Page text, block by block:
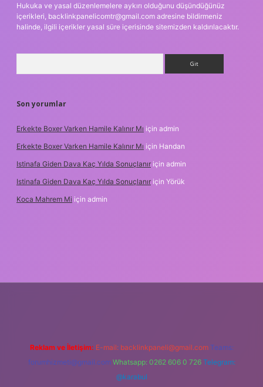
Hukuka ve yasal düzenlemelere aykırı olduğunu düşündüğünüz
içerikleri, backlinkpanelicomtr@gmail.com adresine bildirmeniz
halinde, ilgili içerikler yasal süre içerisinde sitemizden kaldırılacaktır.
Son yorumlar
Erkekte Boxer Varken Hamile Kalınır Mı için admin
Erkekte Boxer Varken Hamile Kalınır Mı için Handan
Istinafa Giden Dava Kaç Yılda Sonuçlanır için admin
Istinafa Giden Dava Kaç Yılda Sonuçlanır için Yörük
Koca Mahrem Mi için admin
Reklam ve İletişim: E-mail: backlinkpaneli@gmail.com Teams:
forumhizmeti@gmail.com Whatsapp: 0262 606 0 726 Telegram:
@karabul